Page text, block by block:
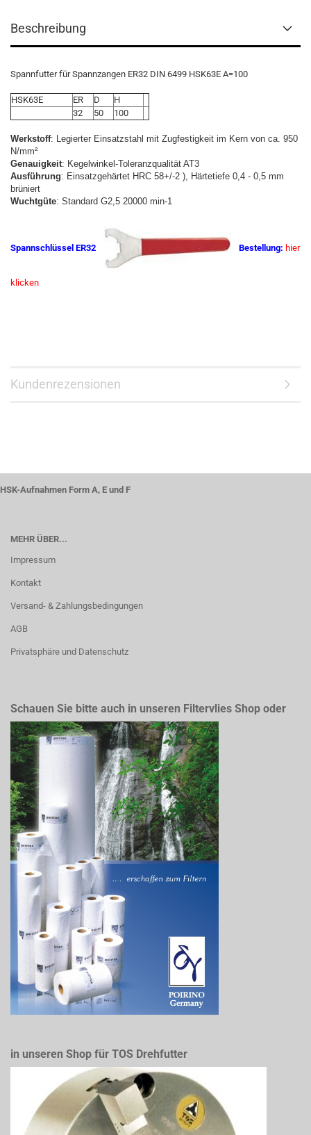
Beschreibung
Spannfutter für Spannzangen ER32 DIN 6499 HSK63E A=100
HSK63E ER D
H
32
50 100
Werkstoff: Legierter Einsatzstahl mit Zugfestigkeit im Kern von ca. 950
N/mm²
Genauigkeit: Kegelwinkel-Toleranzqualität AT3
Ausführung: Einsatzgehärtet HRC 58+/-2 ), Härtetiefe 0,4 - 0,5 mm
brüniert
Wuchtgüte: Standard G2,5 20000 min-1
Spannschlüssel ER32 Bestellung: hier
klicken
Kundenrezensionen
HSK-Aufnahmen Form A, E und F
MEHR ÜBER...
Impressum
Kontakt
Versand- & Zahlungsbedingungen
AGB
Privatsphäre und Datenschutz
Schauen Sie bitte auch in unseren Filtervlies Shop oder
in unseren Shop für TOS Drehfutter